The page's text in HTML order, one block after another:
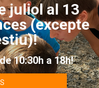
juliol al 13
(excepte
10:30h a 18h!